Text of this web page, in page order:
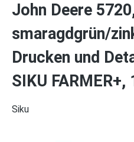
John Deere
smaragdgrün/
Drucken und
SIKU FARMER+,
Siku